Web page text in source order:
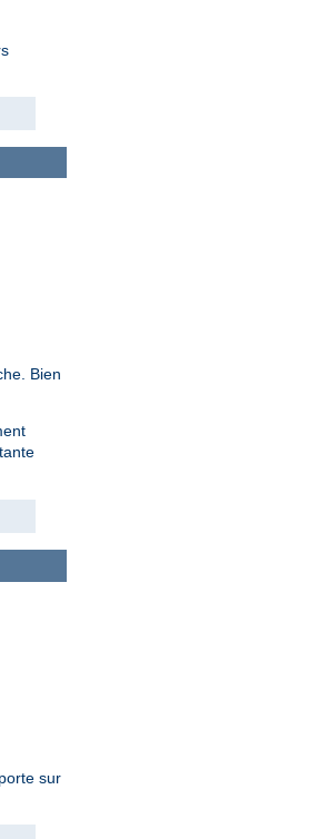
Bien
sur